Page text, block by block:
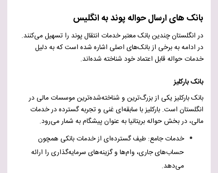
بانک های ارسال حواله پوند به انگلیس
در انگلستان چندین بانک معتبر خدمات انتقال پوند را تسهیل می‌کنند.
در ادامه به برخی از بانک‌های اصلی اشاره شده است که به دلیل
خدمات حواله قابل اعتماد خود شناخته شده‌اند.
بانک بارکلیز
بانک بارکلیز یکی از بزرگ‌ترین و شناخته‌شده‌ترین موسسات مالی در
انگلستان است. بارکلیز با سابقه‌ای غنی و تجربه گسترده در خدمات
مالی، در بخش حواله بریتانیا به عنوان پیشگام به شمار می‌رود.
خدمات جامع: طیف گسترده‌ای از خدمات بانکی همچون
حساب‌های جاری، وام‌ها و گزینه‌های سرمایه‌گذاری را ارائه
می‌دهد.